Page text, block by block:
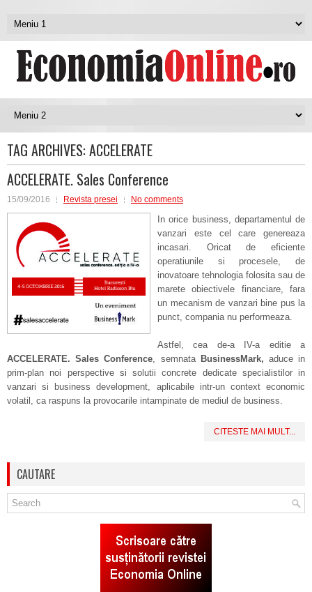
TAG ARCHIVES:ACCELERATE
ACCELERATE. Sales Conference
15/09/2016 Revista presei No comments
In orice business, departamentul de
vanzari este cel care genereaza
incasari. Oricat de eficiente
operatiunile si procesele, de
inovatoare tehnologia folosita sau de
marete obiectivele financiare, fara
un mecanism de vanzari bine pus la
punct, compania nu performeaza.
Astfel, cea de-a IV-a editie a
ACCELERATE. Sales Conference, semnata BusinessMark, aduce in
prim-plan noi perspective si solutii concrete dedicate specialistilor in
vanzari si business development, aplicabile intr-un context economic
volatil, ca raspuns la provocarile intampinate de mediul de business.
CITESTE MAI MULT...
CAUTARE